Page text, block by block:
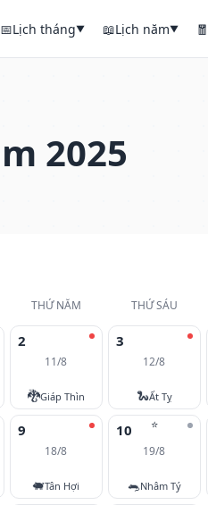
📅Lịch tháng▼ 📖Lịch năm▼ 🧧
2025
THỨ NĂM THỨ SÁU
2
11/8
🐉Giáp Thìn
3
12/8
🐍Ất Tỵ
9
18/8
🐖Tân Hợi
⭐
10
19/8
🐀Nhâm Tý